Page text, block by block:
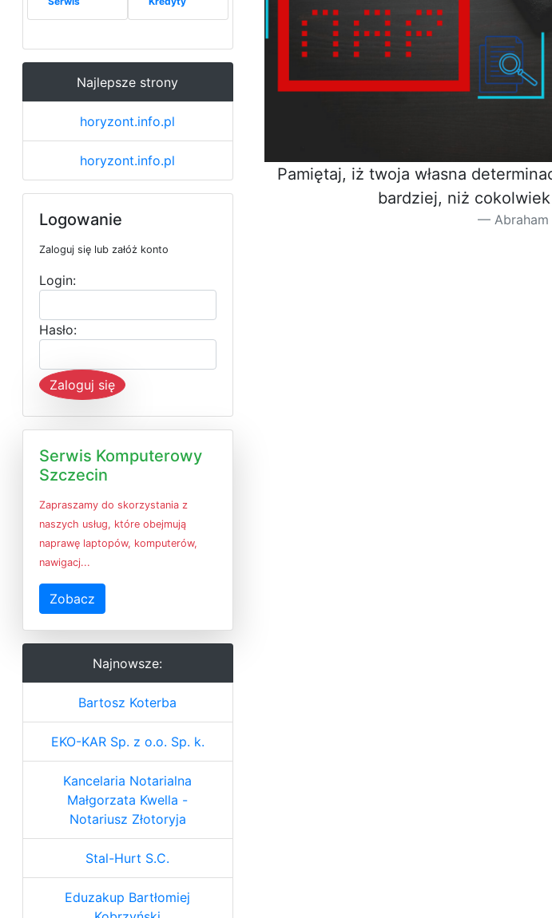
Najlepsze strony
horyzont.info.pl
horyzont.info.pl
Logowanie
Zaloguj się lub załóż konto
Login:
Hasło:
Zaloguj się
Serwis Komputerowy
Szczecin
Zapraszamy do skorzystania z
naszych usług, które obejmują
naprawę laptopów, komputerów,
nawigacj...
Zobacz
Najnowsze:
Bartosz Koterba
EKO-KAR Sp. z o.o. Sp. k.
Kancelaria Notarialna
Małgorzata Kwella -
Notariusz Złotoryja
Stal-Hurt S.C.
Eduzakup Bartłomiej
Pamiętaj, iż twoja własna
bardziej, niż